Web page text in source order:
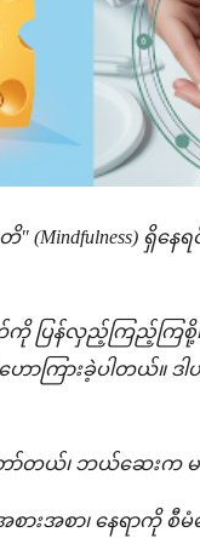
ရှိနေရ
ြန်လှည့်ကြည့်ကြစို့။
းခဲ့ပါတယ်။ ဒါဟာ ဒီ
တယ်၊ ဘယ်ဆေးက
းအစာ၊ နေရာကို စီမံ